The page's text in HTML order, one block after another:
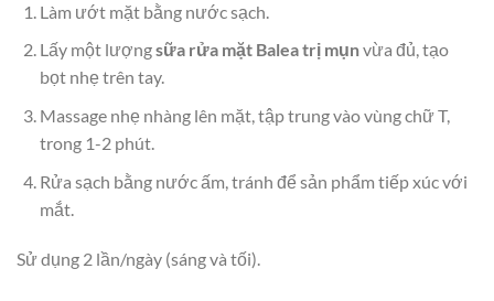
Làm ướt mặt bằng nước sạch.
Lấy một lượngsữa rửa mặt Balea trị mụnvừa đủ, tạo
bọt nhẹ trên tay.
Massage nhẹ nhàng lên mặt, tập trung vào vùng chữ T,
trong 1-2 phút.
Rửa sạch bằng nước ấm, tránh để sản phẩm tiếp xúc với
mắt.
Sử dụng 2 lần/ngày (sáng và tối).